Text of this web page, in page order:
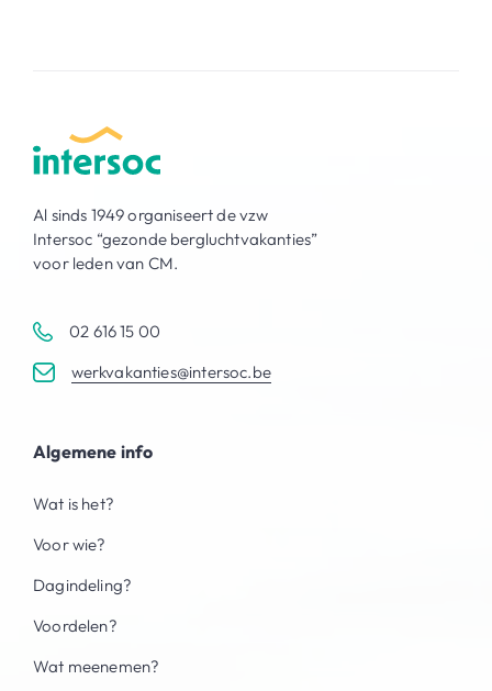
Al sinds 1949 organiseert de vzw
Intersoc “gezonde bergluchtvakanties”
voor leden van CM.
02 616 15 00
werkvakanties@intersoc.be
Algemene info
Wat is het?
Voor wie?
Dagindeling?
Voordelen?
Wat meenemen?